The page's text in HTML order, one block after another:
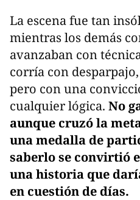
La escena fue tan
mientras los demás
avanzaban con
corría con
pero con una
cualquier lógica. No
aunque cruzó la
una medalla de
saberlo se convirtió
una historia que
en cuestión de días.